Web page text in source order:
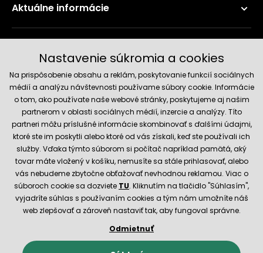
Aktuálne informácie
Spoľahlivý obchod
Obchodné podmienky
Nastavenie cookies
Nastavenie súkromia a cookies
Na prispôsobenie obsahu a reklám, poskytovanie funkcií sociálnych
médií a analýzu návštevnosti používame súbory cookie. Informácie
o tom, ako používate naše webové stránky, poskytujeme aj našim
partnerom v oblasti sociálnych médií, inzercie a analýzy. Títo
partneri môžu príslušné informácie skombinovať s ďalšími údajmi,
ktoré ste im poskytli alebo ktoré od vás získali, keď ste používali ich
služby. Vďaka týmto súborom si počítač napríklad pamätá, aký
tovar máte vložený v košíku, nemusíte sa stále prihlasovať, alebo
vás nebudeme zbytočne obťažovať nevhodnou reklamou. Viac o
súboroch cookie sa dozviete TU. Kliknutím na tlačidlo "Súhlasím",
vyjadríte súhlas s používaním cookies a tým nám umožníte náš
web zlepšovať a zároveň nastaviť tak, aby fungoval správne.
Odmietnuť